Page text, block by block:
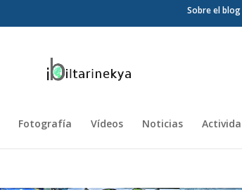
Sobre el blog
Fotografía Vídeos Noticias